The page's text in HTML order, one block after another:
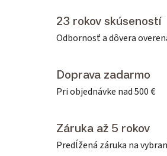
23 rokov skúseností
Odbornosť a dôvera
Doprava zadarmo
Pri objednávke nad 500 €
Záruka až 5 rokov
Predĺžená záruka na